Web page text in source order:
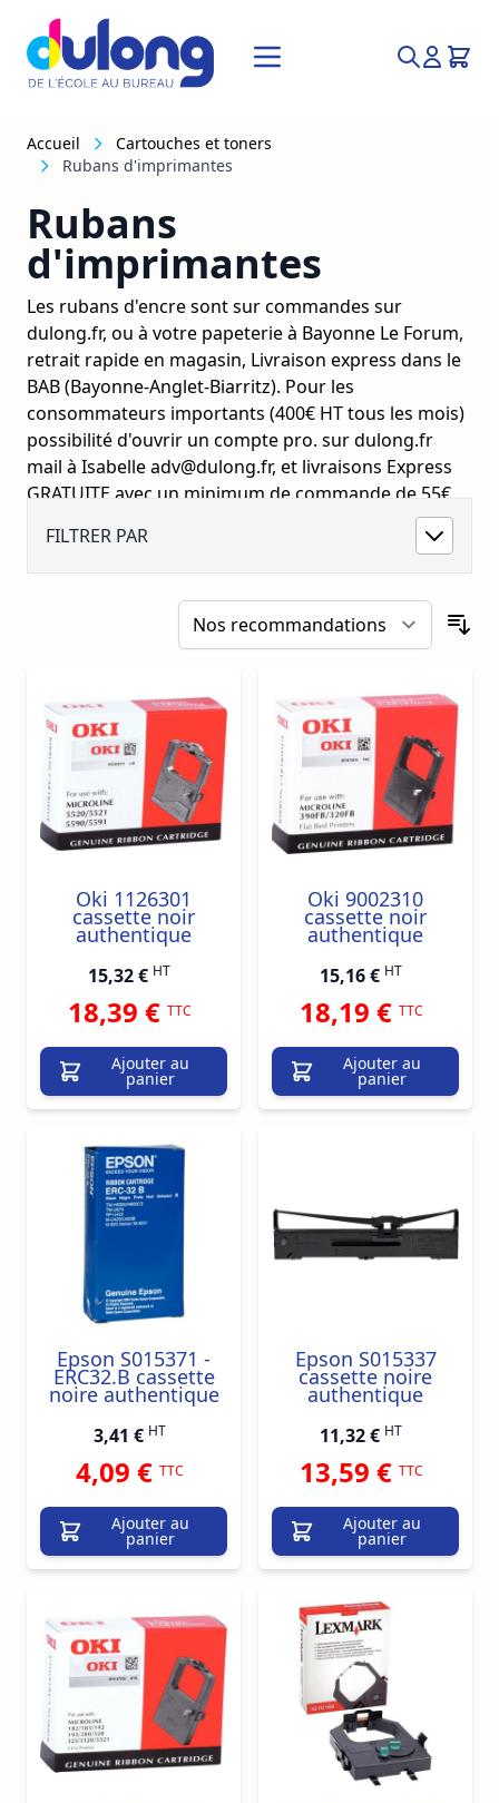
Allez au contenu
Rechercher
Accueil
Cartouches et toners
Rubans d'imprimantes
Rubans
d'imprimantes
Les rubans d'encre sont sur commandes sur
dulong.fr, ou à votre papeterie à Bayonne Le Forum,
retrait rapide en magasin, Livraison express dans le
BAB (Bayonne-Anglet-Biarritz). Pour les
consommateurs importants (400€ HT tous les mois)
possibilité d'ouvrir un compte pro. sur dulong.fr
mail à Isabelle adv@dulong.fr, et livraisons Express
GRATUITE avec un minimum de commande de 55€
FILTRER PAR
Oki 1126301
cassette noir
authentique
15,32 € HT
18,39 € TTC
Ajouter au
panier
Oki 9002310
cassette noir
authentique
15,16 € HT
18,19 € TTC
Ajouter au
panier
Epson S015371 -
ERC32.B cassette
noire authentique
3,41 € HT
4,09 € TTC
Ajouter au
panier
Epson S015337
cassette noire
authentique
11,32 € HT
13,59 € TTC
Ajouter au
panier